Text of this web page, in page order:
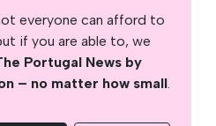
everyone can afford to
if you are able to, we
Portugal News by
– no matter how small.